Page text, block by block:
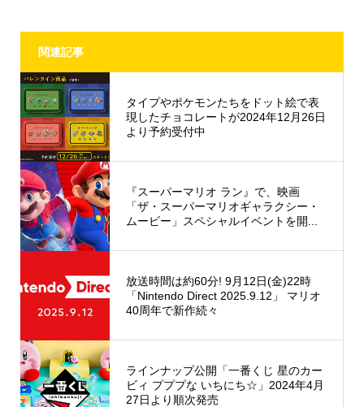
関連記事
タイプやポケモンたちをドット絵で表
現したチョコレートが2024年12月26日
より予約受付中
『スーパーマリオ ラン』で、映画
「ザ・スーパーマリオギャラクシー・
ムービー」スペシャルイベントを開...
放送時間は約60分! 9月12日(金)22時
「Nintendo Direct 2025.9.12」 マリオ
40周年で新作続々
ラインナップ公開「一番くじ 星のカー
ビィ プププな いちにち☆」2024年4月
27日より順次発売